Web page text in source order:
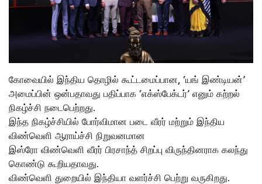
கோவையில் இந்திய தொழில் கூட்டமைப்பான, ‘யங் இண்டியன்’
அமைப்பின் ஒன்பதாவது பதிப்பாக ‘எக்ஸ்பேக்டர்’ எனும் கற்றல்
நிகழ்ச்சி நடைபெற்றது.
இந்த நிகழ்ச்சியில் போர்விமான படை வீரர் மற்றும் இந்திய
விண்வெளி ஆராய்ச்சி நிறுவனமான
இஸ்ரோ விண்வெளி வீரர் பிரசாந்த் சிறப்பு விருந்தினராக கலந்து
கொண்டு கூறியதாவது.
விண்வெளி துறையில் இந்தியா வளர்ச்சி பெற்று வருகிறது.